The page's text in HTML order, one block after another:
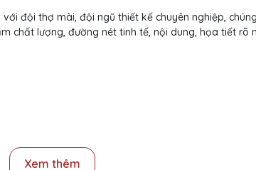
đội thợ mài, đội ngũ thiết kế chuyên nghiệp,
chất lượng, đường nét tinh tế, nội dung, họa tiết rõ
Xem thêm